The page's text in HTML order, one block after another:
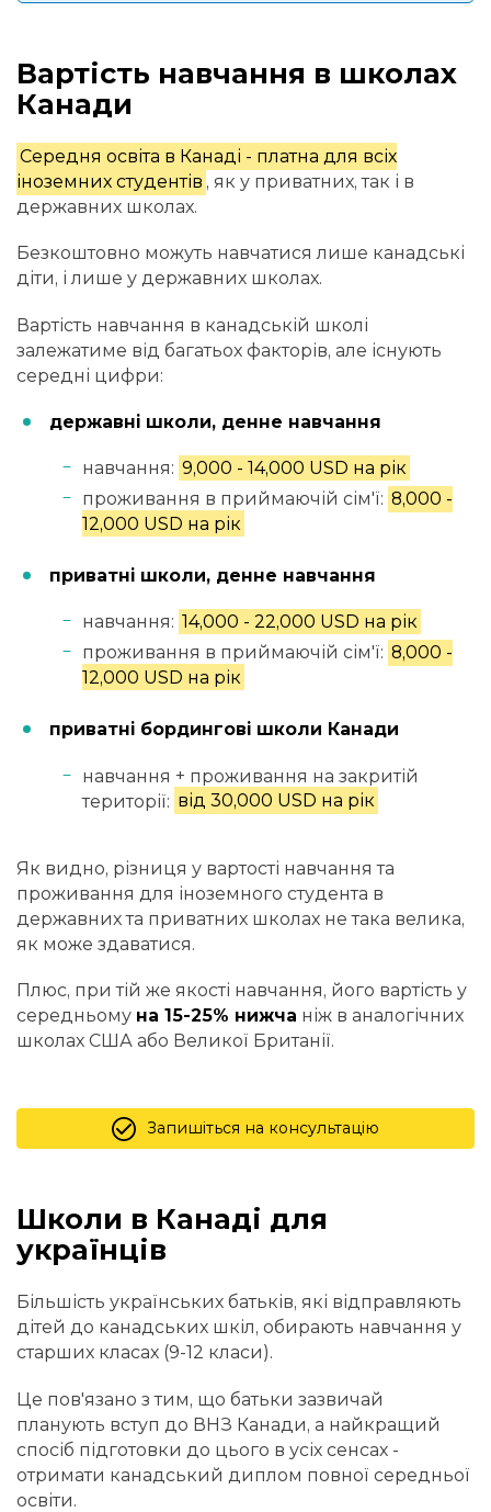
Вартість навчання в школах
Канади
Середня освіта в Канаді - платна для всіх
іноземних студентів , як у приватних, так і в
державних школах.
Безкоштовно можуть навчатися лише канадські
діти, і лише у державних школах.
Вартість навчання в канадській школі
залежатиме від багатьох факторів, але існують
середні цифри:
державні школи, денне навчання
навчання: 9,000 - 14,000 USD на рік
проживання в приймаючій сім'ї: 8,000 -
12,000 USD на рік
приватні школи, денне навчання
навчання: 14,000 - 22,000 USD на рік
проживання в приймаючій сім'ї: 8,000 -
12,000 USD на рік
приватні бордингові школи Канади
навчання + проживання на закритій
території: від 30,000 USD на рік
Як видно, різниця у вартості навчання та
проживання для іноземного студента в
державних та приватних школах не така велика,
як може здаватися.
Плюс, при тій же якості навчання, його вартість у
середньому на 15-25% нижча ніж в аналогічних
школах США або Великої Британії.
Запишіться на консультацію
Школи в Канаді для
українців
Більшість українських батьків, які відправляють
дітей до канадських шкіл, обирають навчання у
старших класах (9-12 класи).
Це пов'язано з тим, що батьки зазвичай
планують вступ до ВНЗ Канади, а найкращий
спосіб підготовки до цього в усіх сенсах -
отримати канадський диплом повної середньої
освіти.